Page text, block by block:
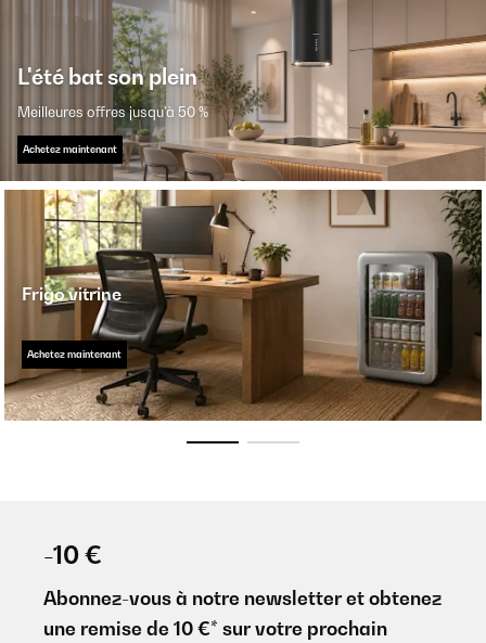
L'été bat son plein
Meilleures offres jusqu'à 50 %
Achetez maintenant
Frigo vitrine
Achetez maintenant
-10 €
Abonnez-vous à notre newsletter et obtenez
une remise de 10 €* sur votre prochain